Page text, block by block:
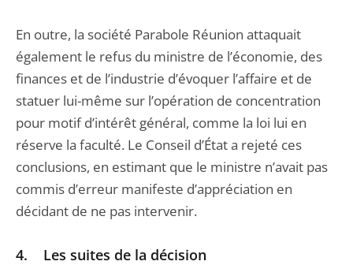
En outre, la société Parabole Réunion attaquait
également le refus du ministre de l’économie, des
finances et de l’industrie d’évoquer l’affaire et de
statuer lui-même sur l’opération de concentration
pour motif d’intérêt général, comme la loi lui en
réserve la faculté. Le Conseil d’État a rejeté ces
conclusions, en estimant que le ministre n’avait pas
commis d’erreur manifeste d’appréciation en
décidant de ne pas intervenir.
4. Les suites de la décision